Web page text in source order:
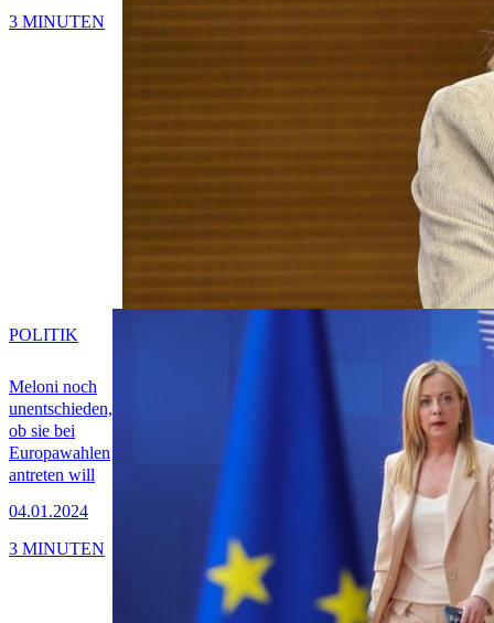
3 MINUTEN
Meloni noch
unentschieden,
ob sie bei
Europawahlen
antreten will
04.01.2024
POLITIK
3 MINUTEN